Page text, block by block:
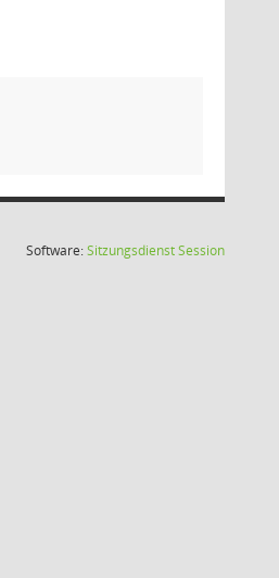
Software:SitzungsdienstSession(Wird in